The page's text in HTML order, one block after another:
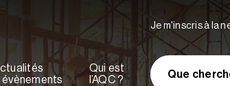
évènements
Qui est
l’AQC ?
Je m'inscris à la
Que